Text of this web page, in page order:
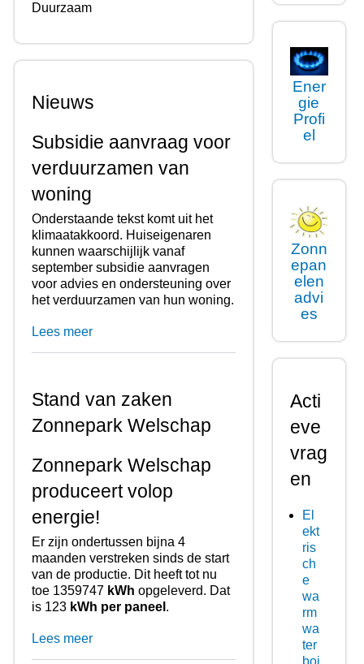
Duurzaam
Nieuws
Subsidie aanvraag voor
verduurzamen van
woning
Onderstaande tekst komt uit het
klimaatakkoord. Huiseigenaren
kunnen waarschijlijk vanaf
september subsidie aanvragen
voor advies en ondersteuning over
het verduurzamen van hun woning.
Lees meer
Stand van zaken
Zonnepark Welschap
Zonnepark Welschap
produceert volop
energie!
Er zijn ondertussen bijna 4
maanden verstreken sinds de start
van de productie. Dit heeft tot nu
toe 1359747 kWh opgeleverd. Dat
is 123 kWh per paneel .
Lees meer
Ener
gie
Profi
el
Zonn
epan
elen
advi
es
Acti
eve
vrag
en
El
ekt
ris
ch
e
wa
rm
wa
ter
boi